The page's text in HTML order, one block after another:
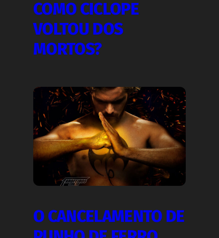
COMO CICLOPE
VOLTOU DOS
MORTOS?
O CANCELAMENTO DE